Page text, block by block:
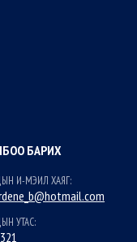
БАРИХ
И-МЭИЛ ХАЯГ:
УТАС: